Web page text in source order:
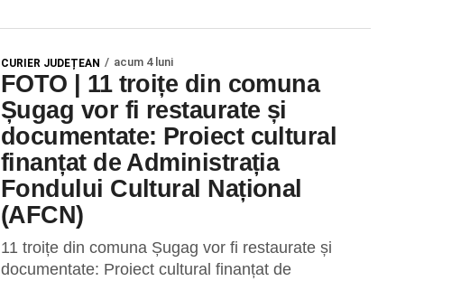
CURIER JUDEȚEAN acum 4 luni
FOTO | 11 troițe din comuna
Șugag vor fi restaurate și
documentate: Proiect cultural
finanțat de Administrația
Fondului Cultural Național
(AFCN)
11 troițe din comuna Șugag vor fi restaurate și
documentate: Proiect cultural finanțat de